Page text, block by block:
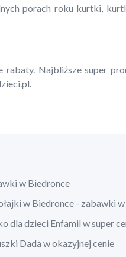
porach roku kurtki,
rabaty. Najbliższe super
w Biedronce
w Biedronce - zabawki
dla dzieci Enfamil w super
Dada w okazyjnej cenie